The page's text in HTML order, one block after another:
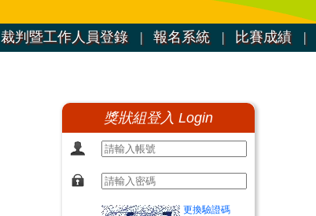
裁判暨工作人員登錄 | 報名系統 | 比賽成績 |
獎狀組登入 Login
更換驗證碼